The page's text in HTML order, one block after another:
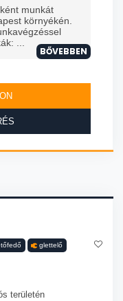
munkát
környékén.
...
BŐVEBBEN
glettelő
területén